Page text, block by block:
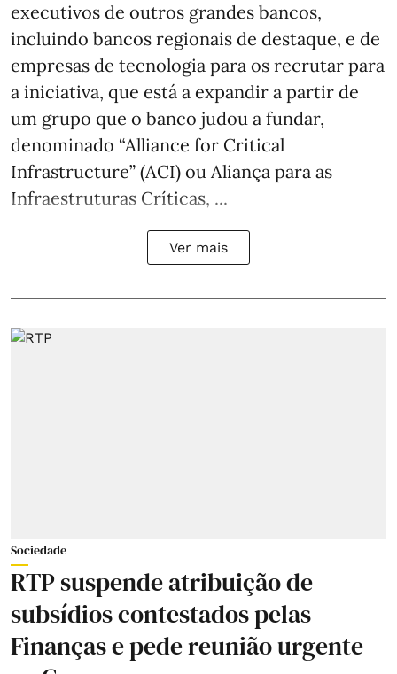
executivos de outros grandes bancos,
incluindo bancos regionais de destaque, e de
empresas de tecnologia para os recrutar para
a iniciativa, que está a expandir a partir de
um grupo que o banco judou a fundar,
denominado “Alliance for Critical
Infrastructure” (ACI) ou Aliança para as
Infraestruturas Críticas, ...
Ver mais
Sociedade
RTP suspende atribuição de
subsídios contestados pelas
Finanças e pede reunião urgente